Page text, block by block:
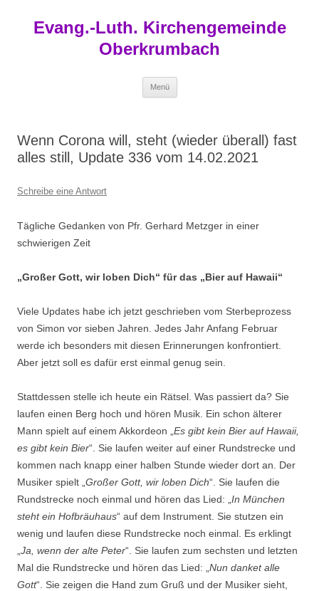
springen
Evang.-Luth. Kirchengemeinde
Oberkrumbach
Menü
Wenn Corona will, steht (wieder überall) fast
alles still, Update 336 vom 14.02.2021
Schreibe eine Antwort
Tägliche Gedanken von Pfr. Gerhard Metzger in einer
schwierigen Zeit
„Großer Gott, wir loben Dich“ für das „Bier auf Hawaii“
Viele Updates habe ich jetzt geschrieben vom Sterbeprozess
von Simon vor sieben Jahren. Jedes Jahr Anfang Februar
werde ich besonders mit diesen Erinnerungen konfrontiert.
Aber jetzt soll es dafür erst einmal genug sein.
Stattdessen stelle ich heute ein Rätsel. Was passiert da? Sie
laufen einen Berg hoch und hören Musik. Ein schon älterer
Mann spielt auf einem Akkordeon „ Es gibt kein Bier auf Hawaii,
es gibt kein Bier“. Sie laufen weiter auf einer Rundstrecke und
kommen nach knapp einer halben Stunde wieder dort an. Der
Musiker spielt „ Großer Gott, wir loben Dich“. Sie laufen die
Rundstrecke noch einmal und hören das Lied: „ In München
steht ein Hofbräuhaus“ auf dem Instrument. Sie stutzen ein
wenig und laufen diese Rundstrecke noch einmal. Es erklingt
Ja, wenn der alte Peter“. Sie laufen zum sechsten und letzten
Mal die Rundstrecke und hören das Lied: „ Nun danket alle
Gott“. Sie zeigen die Hand zum Gruß und der Musiker sieht,